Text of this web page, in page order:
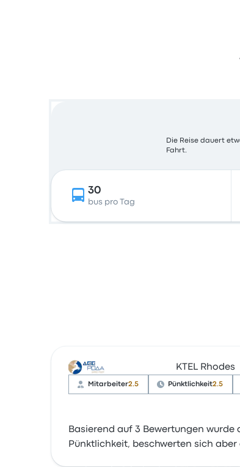
Die Reise dauert
Fahrt.
30
bus pro Tag
KTEL Rhodes
Mitarbeiter2.5 Pünktlichkeit2.5
Basierend auf 3 Bewertungen
Pünktlichkeit, beschwerten sich aber